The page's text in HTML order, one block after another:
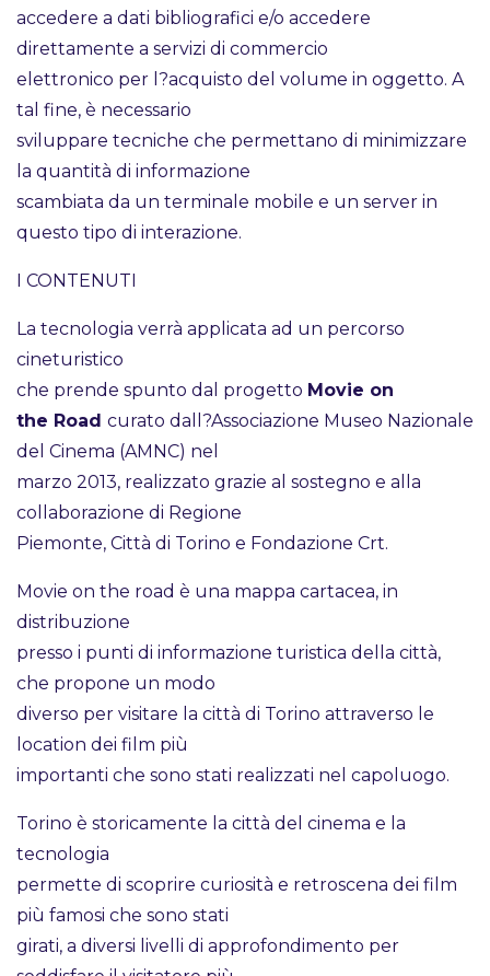
accedere a dati bibliografici e/o accedere
direttamente a servizi di commercio
elettronico per l?acquisto del volume in oggetto. A
tal fine, è necessario
sviluppare tecniche che permettano di minimizzare
la quantità di informazione
scambiata da un terminale mobile e un server in
questo tipo di interazione.
I CONTENUTI
La tecnologia verrà applicata ad un percorso
cineturistico
che prende spunto dal progetto Movie on
the Road curato dall?Associazione Museo Nazionale
del Cinema (AMNC) nel
marzo 2013, realizzato grazie al sostegno e alla
collaborazione di Regione
Piemonte, Città di Torino e Fondazione Crt.
Movie on the road è una mappa cartacea, in
distribuzione
presso i punti di informazione turistica della città,
che propone un modo
diverso per visitare la città di Torino attraverso le
location dei film più
importanti che sono stati realizzati nel capoluogo.
Torino è storicamente la città del cinema e la
tecnologia
permette di scoprire curiosità e retroscena dei film
più famosi che sono stati
girati, a diversi livelli di approfondimento per